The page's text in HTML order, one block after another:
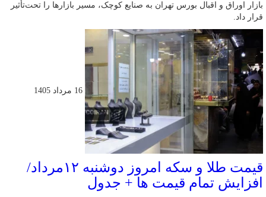
بازار اوراق و اقبال بورس تهران به صنایع کوچک، مسیر بازارها را تحت‌تأثیر
قرار داد.
16 مرداد 1405
قیمت طلا و سکه امروز دوشنبه ۱۲مرداد/
افزایش تمام قیمت ها + جدول